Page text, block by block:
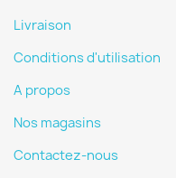
Livraison
Conditions d'utilisation
A propos
Nos magasins
Contactez-nous